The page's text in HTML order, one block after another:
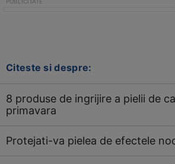
Citeste si despre:
8 produse de ingrijire a pielii de
primavara
Protejati-va pielea de efectele